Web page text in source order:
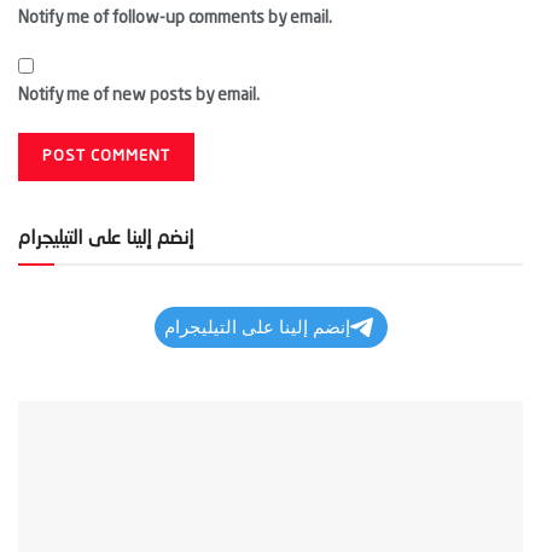
Notify me of follow-up comments by email.
Notify me of new posts by email.
إنضم إلينا على التيليجرام
إنضم إلينا على التيليجرام